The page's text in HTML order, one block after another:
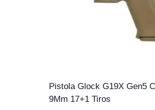
Pistola Glock G19X Gen5
9Mm 17+1 Tiros